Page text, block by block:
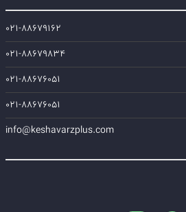
۰۲۱-۸۸۶۷۹۱۶۲
۰۲۱-۸۸۶۷۹۸۳۴
۰۲۱-۸۸۶۷۶۰۵۱
۰۲۱-۸۸۶۷۶۰۵۱
info@keshavarzplus.com